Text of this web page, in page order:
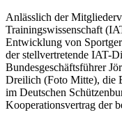
Anlässlich der
Trainingswissenschaft
Entwicklung von
der stellvertretende IAT-
Bundesgeschäftsführer
Dreilich (Foto Mitte), die
im Deutschen
Kooperationsvertrag der